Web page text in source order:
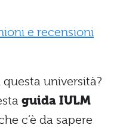
e recensioni
questa università?
guida IULM
c’è da sapere